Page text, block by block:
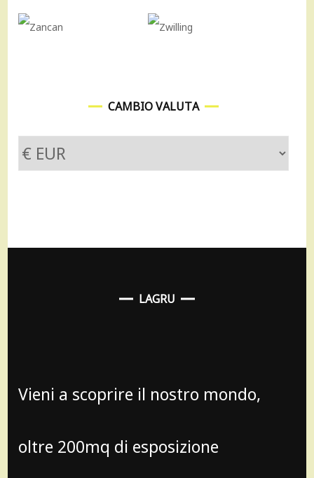
CAMBIO VALUTA
LAGRU
Vieni a scoprire il nostro mondo,
oltre 200mq di esposizione